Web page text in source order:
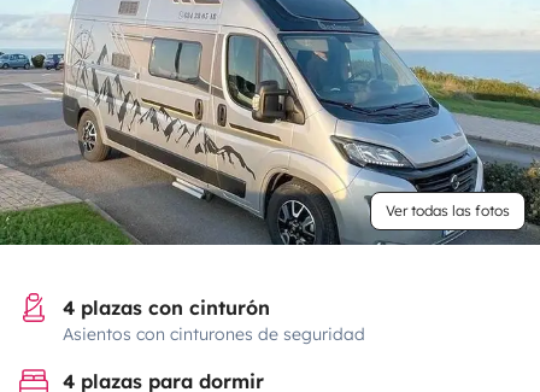
Ver todas las fotos
4 plazas con cinturón
Asientos con cinturones de seguridad
4 plazas para dormir